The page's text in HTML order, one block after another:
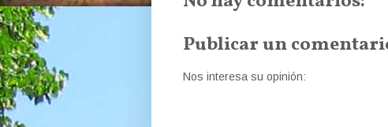
Publicar un
Nos interesa su opinión: